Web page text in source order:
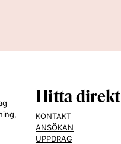
Hitta direkt
KONTAKT
ANSÖKAN
UPPDRAG